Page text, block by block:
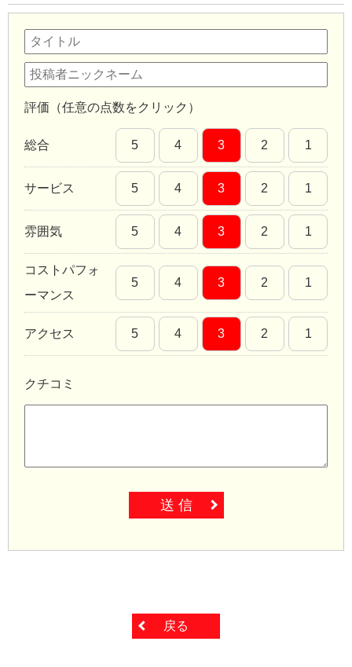
評価（任意の点数をクリック）
総合 5 4 3 2 1
サービス 5 4 3 2 1
雰囲気 5 4 3 2 1
コストパフォ
ーマンス
5 4 3 2 1
アクセス 5 4 3 2 1
クチコミ
送 信
戻る